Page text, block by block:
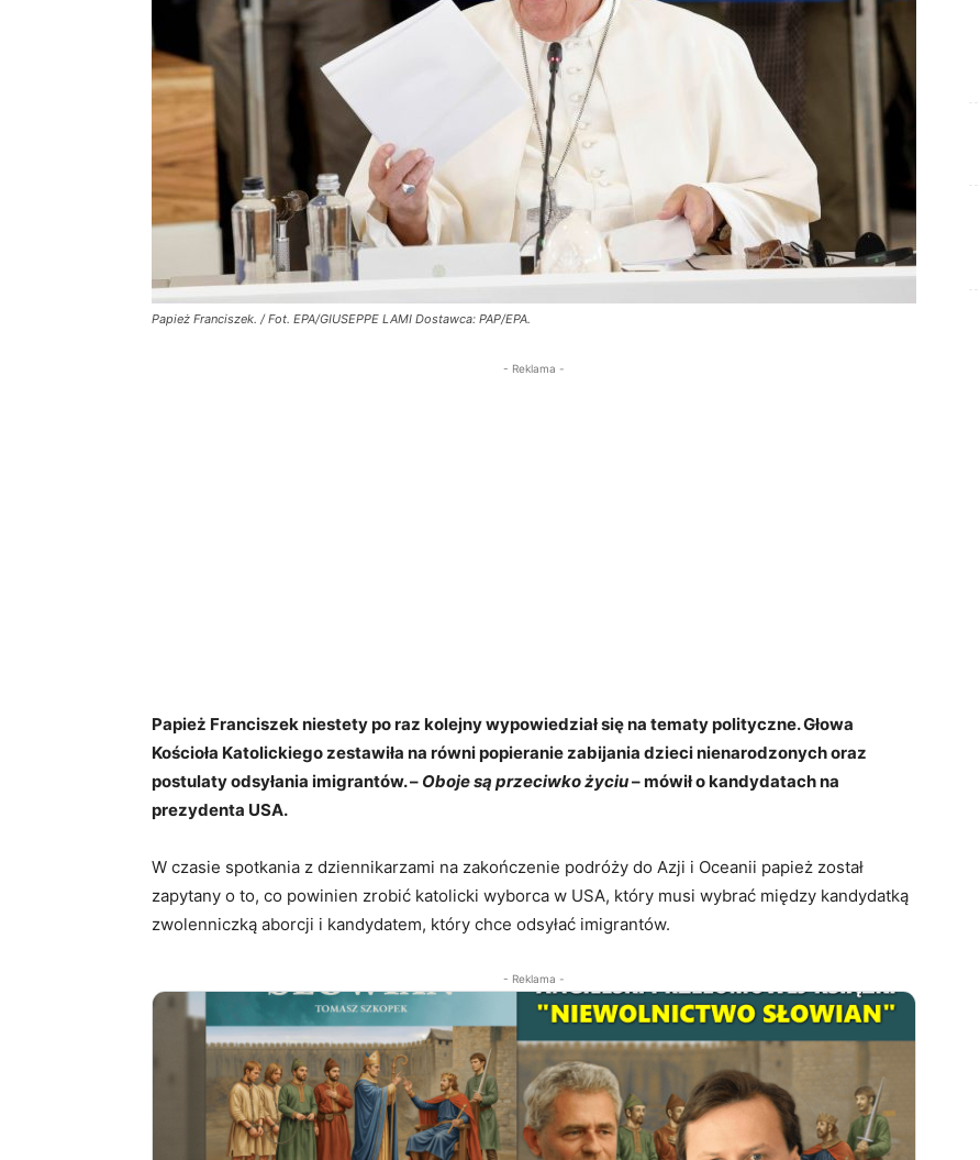
Papież Franciszek. / Fot. EPA/GIUSEPPE LAMI Dostawca: PAP/EPA.
- Reklama -
Papież Franciszek niestety po raz kolejny wypowiedział się na tematy polityczne. Głowa
Kościoła Katolickiego zestawiła na równi popieranie zabijania dzieci nienarodzonych oraz
postulaty odsyłania imigrantów. – Oboje są przeciwko życiu– mówił o kandydatach na
prezydenta USA.
W czasie spotkania z dziennikarzami na zakończenie podróży do Azji i Oceanii papież został
zapytany o to, co powinien zrobić katolicki wyborca w USA, który musi wybrać między kandydatką
zwolenniczką aborcji i kandydatem, który chce odsyłać imigrantów.
- Reklama -